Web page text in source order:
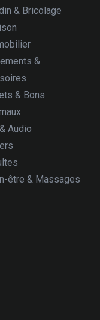
& Bricolage
&
& Bons
Audio
être & Massages